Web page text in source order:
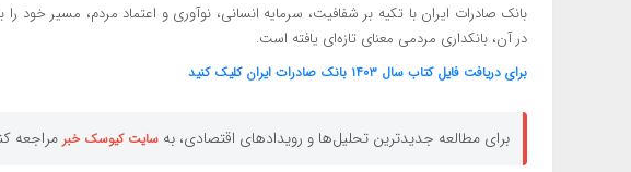
بانک صادرات ایران با تکیه بر شفافیت، سرمایه انسانی، نوآوری و اعتماد مردم، مسیر خود را
در آن، بانکداری مردمی معنای تازه‌ای یافته است.
برای دریافت فایل کتاب سال ۱۴۰۳ بانک صادرات ایران کلیک کنید
برای مطالعه جدیدترین تحلیل‌ها و رویدادهای اقتصادی، به سایت کیوسک خبر مراجعه